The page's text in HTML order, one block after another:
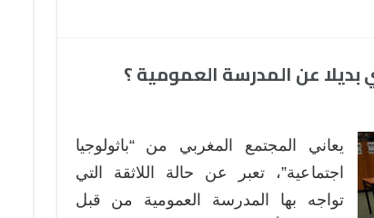
عن المدرسة العمومية ؟
يعاني المجتمع المغربي من “باثولوجيا
اجتماعية”، تعبر عن حالة اللاثقة التي
تواجه بها المدرسة العمومية من قبل